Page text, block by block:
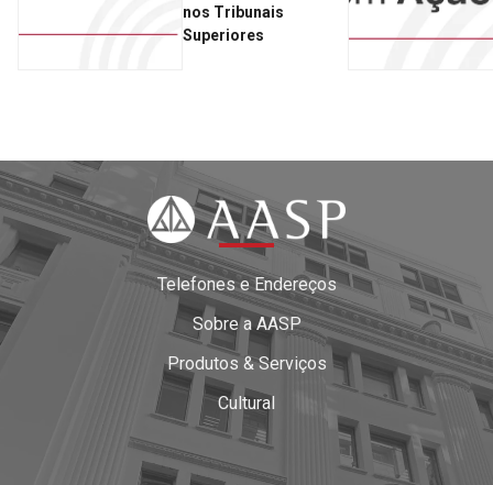
nos Tribunais
Superiores
Telefones e Endereços
Sobre a AASP
Produtos & Serviços
Cultural